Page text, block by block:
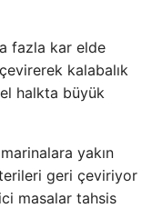
fazla kar elde
kalabalık
halkta büyük
yakın
geri çeviriyor
masalar tahsis